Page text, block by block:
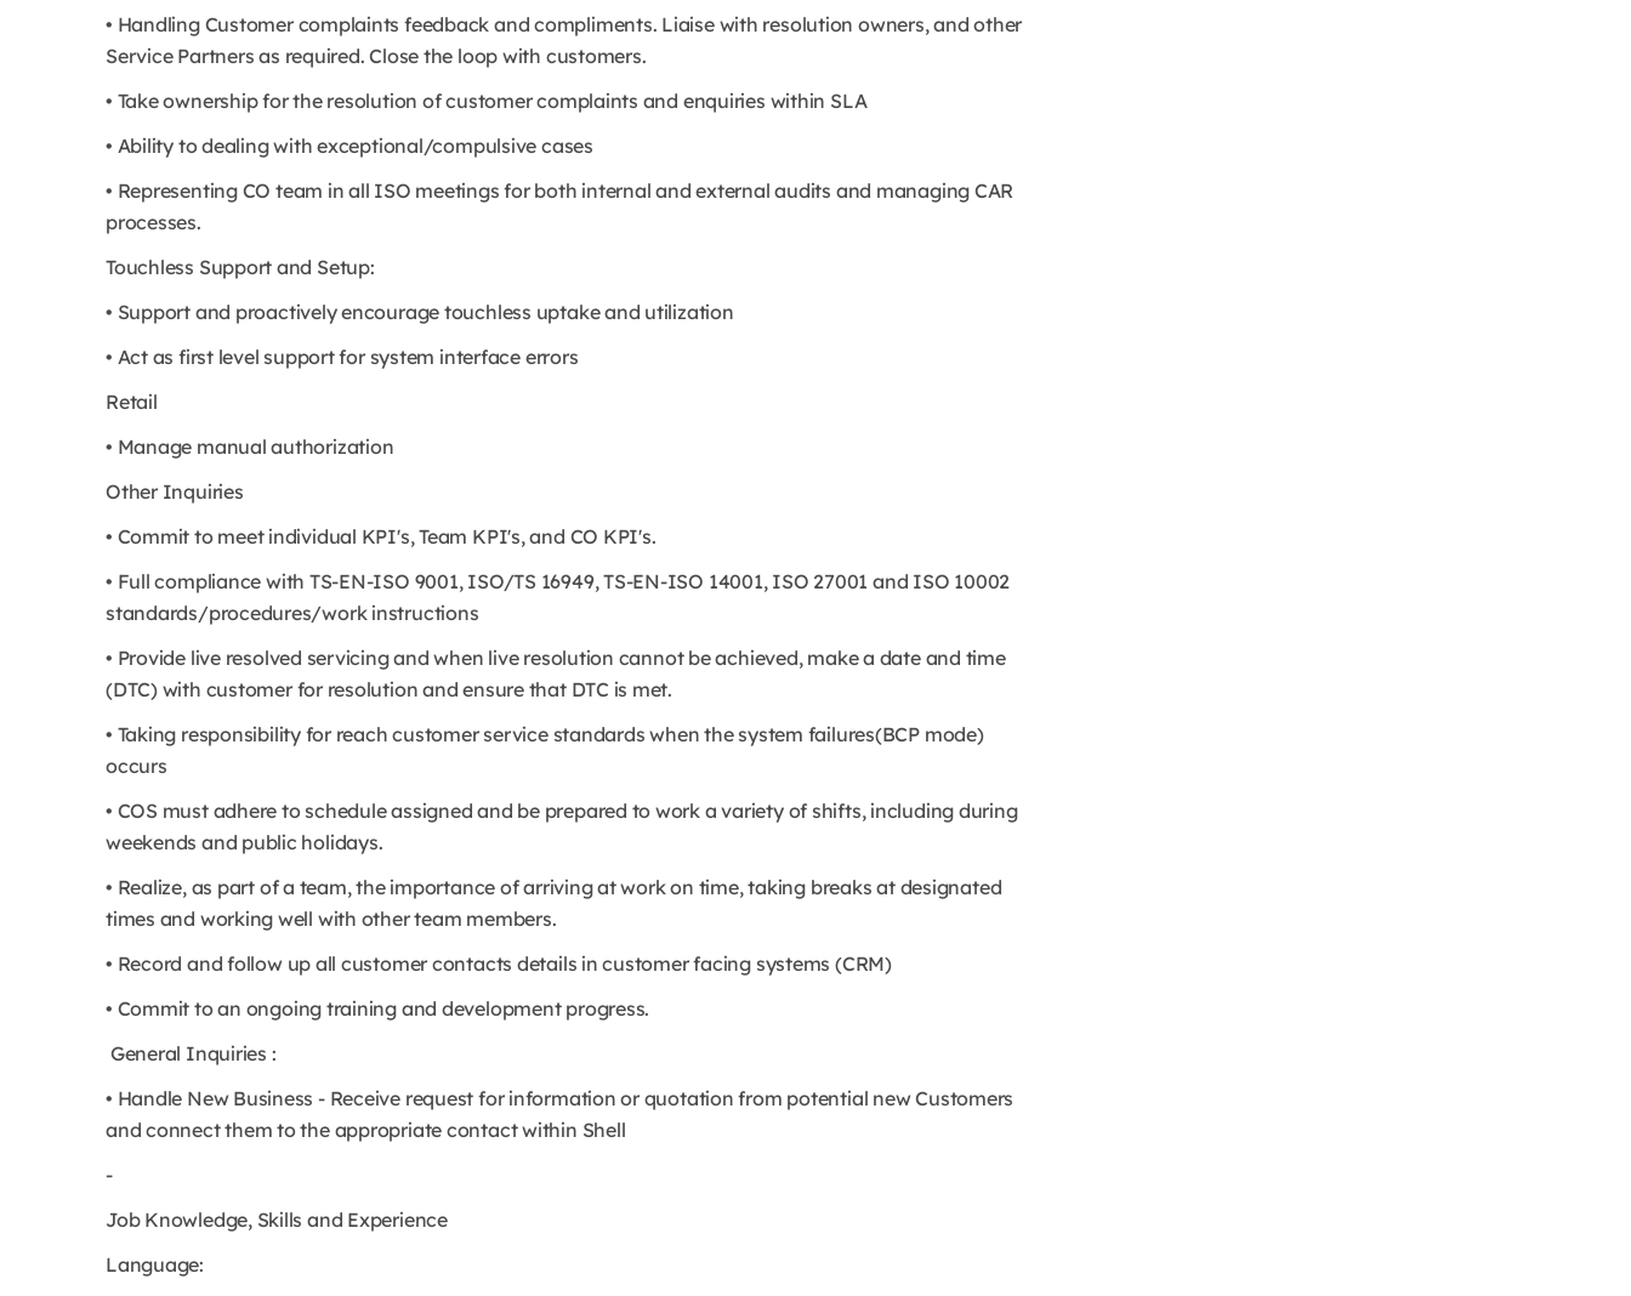
• Handling Customer complaints feedback and compliments. Liaise with resolution owners, and other
Service Partners as required. Close the loop with customers.
• Take ownership for the resolution of customer complaints and enquiries within SLA
• Ability to dealing with exceptional/compulsive cases
• Representing CO team in all ISO meetings for both internal and external audits and managing CAR
processes.
Touchless Support and Setup:
• Support and proactively encourage touchless uptake and utilization
• Act as first level support for system interface errors
Retail
• Manage manual authorization
Other Inquiries
• Commit to meet individual KPI's, Team KPI's, and CO KPI's.
• Full compliance with TS-EN-ISO 9001, ISO/TS 16949, TS-EN-ISO 14001, ISO 27001 and ISO 10002
standards/procedures/work instructions
• Provide live resolved servicing and when live resolution cannot be achieved, make a date and time
(DTC) with customer for resolution and ensure that DTC is met.
• Taking responsibility for reach customer service standards when the system failures(BCP mode)
occurs
• COS must adhere to schedule assigned and be prepared to work a variety of shifts, including during
weekends and public holidays.
• Realize, as part of a team, the importance of arriving at work on time, taking breaks at designated
times and working well with other team members.
• Record and follow up all customer contacts details in customer facing systems (CRM)
• Commit to an ongoing training and development progress.
General Inquiries :
• Handle New Business - Receive request for information or quotation from potential new Customers
and connect them to the appropriate contact within Shell
-
Job Knowledge, Skills and Experience
Language: